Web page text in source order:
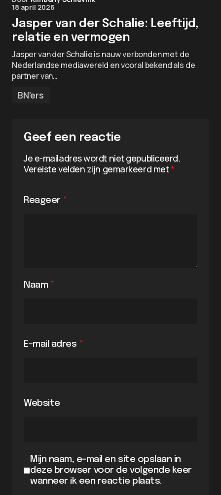
18 april 2026
Jasper van der Schalie: Leeftijd,
relatie en vermogen
Jasper van der Schalie is nauw verbonden met de
Nederlandse mediawereld en vooral bekend als de
partner van…
BN'ers
Geef een reactie
Je e-mailadres wordt niet gepubliceerd.
Vereiste velden zijn gemarkeerd met*
Reageer *
Naam *
E-mail adres *
Website
Mijn naam, e-mail en site opslaan in
deze browser voor de volgende keer
wanneer ik een reactie plaats.